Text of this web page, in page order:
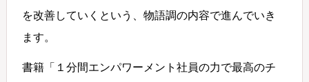
を改善していくという、物語調の内容で進んでいき
ます。
書籍「１分間エンパワーメント社員の力で最高のチ